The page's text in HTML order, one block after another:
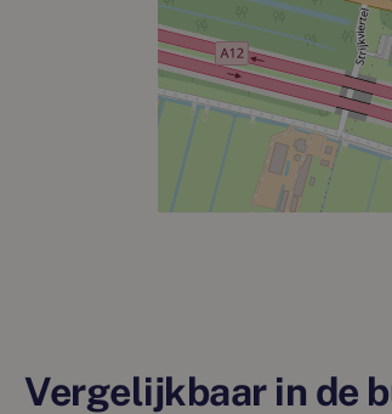
Vergelijkbaar in de